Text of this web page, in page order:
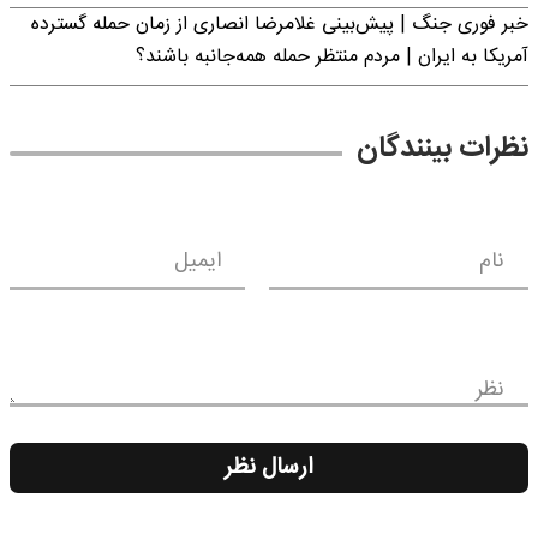
خبر فوری جنگ | پیش‌بینی غلامرضا انصاری از زمان حمله گسترده
آمریکا به ایران | مردم منتظر حمله همه‌جانبه باشند؟
نظرات بینندگان
نام ایمیل
نظر
ارسال نظر